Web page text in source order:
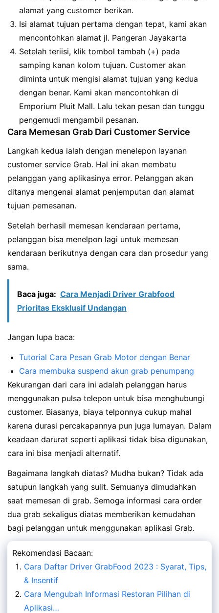
alamat yang customer berikan.
Isi alamat tujuan pertama dengan tepat, kami akan
mencontohkan alamat jl. Pangeran Jayakarta
Setelah teriisi, klik tombol tambah (+) pada
samping kanan kolom tujuan. Customer akan
diminta untuk mengisi alamat tujuan yang kedua
dengan benar. Kami akan mencontohkan di
Emporium Pluit Mall. Lalu tekan pesan dan tunggu
pengemudi mengambil pesanan.
Cara Memesan Grab Dari Customer Service
Langkah kedua ialah dengan menelepon layanan
customer service Grab. Hal ini akan membatu
pelanggan yang aplikasinya error. Pelanggan akan
ditanya mengenai alamat penjemputan dan alamat
tujuan pemesanan.
Setelah berhasil memesan kendaraan pertama,
pelanggan bisa menelpon lagi untuk memesan
kendaraan berikutnya dengan cara dan prosedur yang
sama.
Baca juga: Cara Menjadi Driver Grabfood
Prioritas Eksklusif Undangan
Jangan lupa baca:
Tutorial Cara Pesan Grab Motor dengan Benar
Cara membuka suspend akun grab penumpang
Kekurangan dari cara ini adalah pelanggan harus
menggunakan pulsa telepon untuk bisa menghubungi
customer. Biasanya, biaya telponnya cukup mahal
karena durasi percakapannya pun juga lumayan. Dalam
keadaan darurat seperti aplikasi tidak bisa digunakan,
cara ini bisa menjadi alternatif.
Bagaimana langkah diatas? Mudha bukan? Tidak ada
satupun langkah yang sulit. Semuanya dimudahkan
saat memesan di grab. Semoga informasi cara order
dua grab sekaligus diatas memberikan kemudahan
bagi pelanggan untuk menggunakan aplikasi Grab.
Rekomendasi Bacaan:
Cara Daftar Driver GrabFood 2023 : Syarat, Tips,
& Insentif
Cara Mengubah Informasi Restoran Pilihan di
Aplikasi…